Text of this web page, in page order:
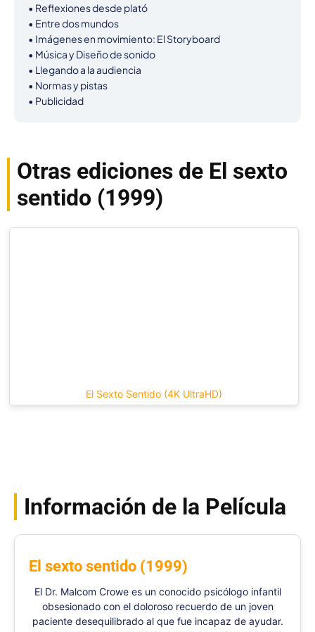
• Reflexiones desde plató
• Entre dos mundos
• Imágenes en movimiento: El Storyboard
• Música y Diseño de sonido
• Llegando a la audiencia
• Normas y pistas
• Publicidad
Otras ediciones de El sexto
sentido (1999)
El Sexto Sentido (4K UltraHD)
Información de la Película
El sexto sentido (1999)
El Dr. Malcom Crowe es un conocido psicólogo infantil
obsesionado con el doloroso recuerdo de un joven
paciente desequilibrado al que fue incapaz de ayudar.